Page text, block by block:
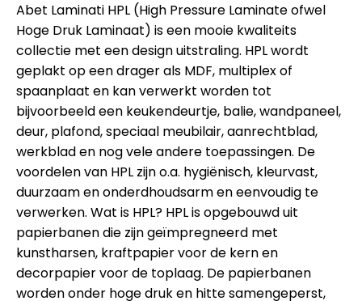
Abet Laminati HPL (High Pressure Laminate ofwel
Hoge Druk Laminaat) is een mooie kwaliteits
collectie met een design uitstraling. HPL wordt
geplakt op een drager als MDF, multiplex of
spaanplaat en kan verwerkt worden tot
bijvoorbeeld een keukendeurtje, balie, wandpaneel,
deur, plafond, speciaal meubilair, aanrechtblad,
werkblad en nog vele andere toepassingen. De
voordelen van HPL zijn o.a. hygiënisch, kleurvast,
duurzaam en onderdhoudsarm en eenvoudig te
verwerken. Wat is HPL? HPL is opgebouwd uit
papierbanen die zijn geïmpregneerd met
kunstharsen, kraftpapier voor de kern en
decorpapier voor de toplaag. De papierbanen
worden onder hoge druk en hitte samengeperst,